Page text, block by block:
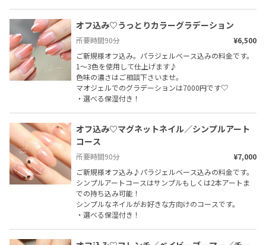
オフ込み♡うっとりカラーグラデーション
所要時間90分
¥6,500
ご新規様オフ込み。パラジェルベース込みの料金です。
1〜3色を使用して仕上げます♪
色味の濃さはご相談下さいませ。
マオジェルでのグラデーションは7000円です♡
・選べる保湿付き！
オフ込み♡マグネットネイル／シンプルアート
コース
所要時間90分
¥7,000
ご新規様オフ込み♪パラジェルベース込みの料金です。
シンプルアートコースはサンプルもしくは2本アートま
での持ち込み可能！
シンプルなネイルがお好きな方向けのコースです。
・選べる保湿付き！